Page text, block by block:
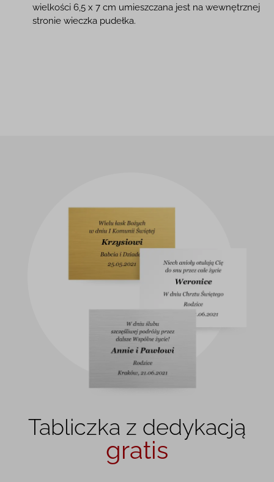
wielkości 6,5 x 7 cm umieszczana jest na wewnętrznej
stronie wieczka pudełka.
Tabliczka z dedykacją
gratis